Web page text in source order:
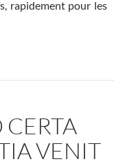
rapidement pour les
CERTA
VENIT